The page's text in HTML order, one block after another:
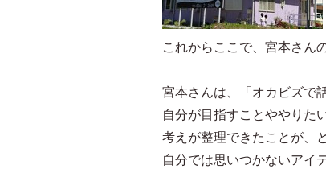
これからここで、宮本さん
宮本さんは、「オカビズで
自分が目指すことややりた
考えが整理できたことが、
自分では思いつかないアイ